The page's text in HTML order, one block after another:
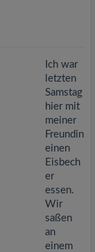
Ich war
letzten
Samstag
hier mit
meiner
Freundin
einen
Eisbech
er
essen.
Wir
saßen
an
einem